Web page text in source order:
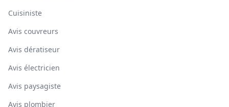
Cuisiniste
Avis couvreurs
Avis dératiseur
Avis électricien
Avis paysagiste
Avis plombier